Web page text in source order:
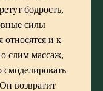
бодрость,
силы
относятся и к
слим массаж,
возвратит